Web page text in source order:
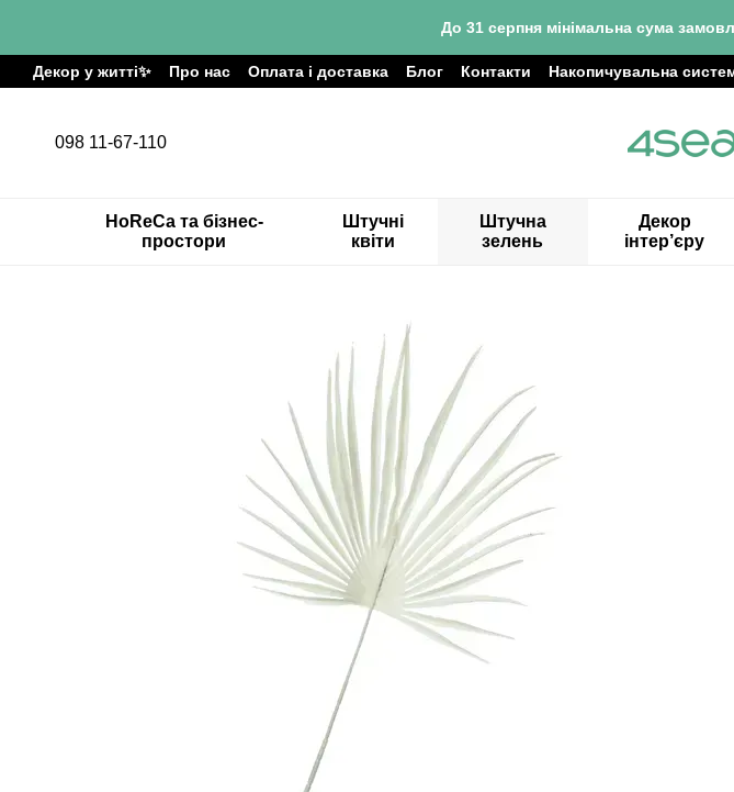
До 31 серпня мінімальна сума
Декор у житті✨ Про нас Оплата і доставка Блог Контакти Накопичувальна
098 11-67-110
HoReCa та бізнес-
простори
Штучні
квіти
Штучна
зелень
Декор
інтер’єру